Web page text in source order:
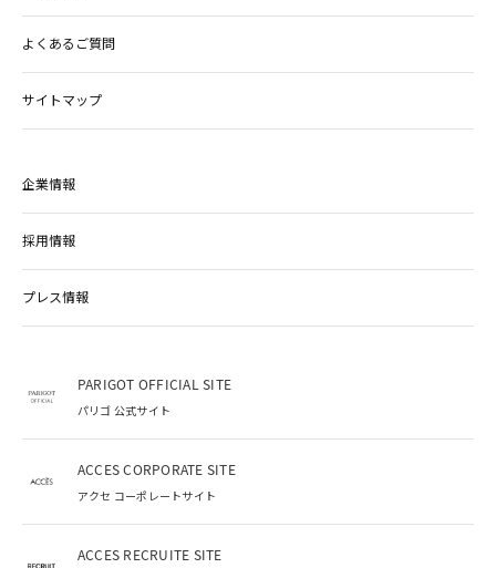
よくあるご質問
サイトマップ
企業情報
採用情報
プレス情報
PARIGOT OFFICIAL SITE
パリゴ 公式サイト
ACCES CORPORATE SITE
アクセ コーポレートサイト
ACCES RECRUITE SITE